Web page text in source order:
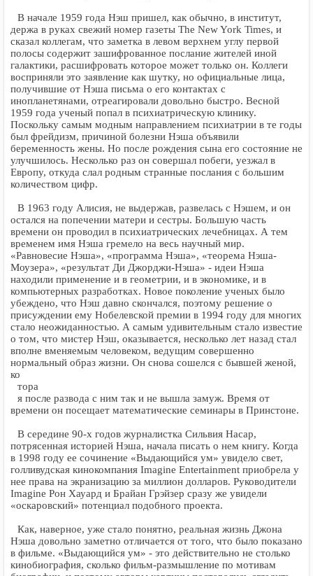
В начале 1959 года Нэш пришел, как обычно, в институт,
держа в руках свежий номер газеты The New York Times, и
сказал коллегам, что заметка в левом верхнем углу первой
полосы содержит зашифрованное послание жителей иной
галактики, расшифровать которое может только он. Коллеги
восприняли это заявление как шутку, но официальные лица,
получившие от Нэша письма о его контактах с
инопланетянами, отреагировали довольно быстро. Весной
1959 года ученый попал в психиатрическую клинику.
Поскольку самым модным направлением психиатрии в те годы
был фрейдизм, причиной болезни Нэша объявили
беременность жены. Но после рождения сына его состояние не
улучшилось. Несколько раз он совершал побеги, уезжал в
Европу, откуда слал родным странные послания с большим
количеством цифр.
В 1963 году Алисия, не выдержав, развелась с Нэшем, и он
остался на попечении матери и сестры. Большую часть
времени он проводил в психиатрических лечебницах. А тем
временем имя Нэша гремело на весь научный мир.
«Равновесие Нэша», «программа Нэша», «теорема Нэша-
Моузера», «результат Ди Джорджи-Нэша» - идеи Нэша
находили применение и в геометрии, и в экономике, и в
компьютерных разработках. Новое поколение ученых было
убеждено, что Нэш давно скончался, поэтому решение о
присуждении ему Нобелевской премии в 1994 году для многих
стало неожиданностью. А самым удивительным стало известие
о том, что мистер Нэш, оказывается, несколько лет назад стал
вполне вменяемым человеком, ведущим совершенно
нормальный образ жизни. Он снова сошелся с бывшей женой,
ко
тора
я после развода с ним так и не вышла замуж. Время от
времени он посещает математические семинары в Принстоне.
В середине 90-х годов журналистка Сильвия Насар,
потрясенная историей Нэша, начала писать о нем книгу. Когда
в 1998 году ее сочинение «Выдающийся ум» увидело свет,
голливудская кинокомпания Imagine Entertainment приобрела у
нее права на экранизацию за миллион долларов. Руководители
Imagine Рон Хауард и Брайан Грэйзер сразу же увидели
«оскаровский» потенциал подобного проекта.
Как, наверное, уже стало понятно, реальная жизнь Джона
Нэша довольно заметно отличается от того, что было показано
в фильме. «Выдающийся ум» - это действительно не столько
кинобиография, сколько фильм-размышление по мотивам